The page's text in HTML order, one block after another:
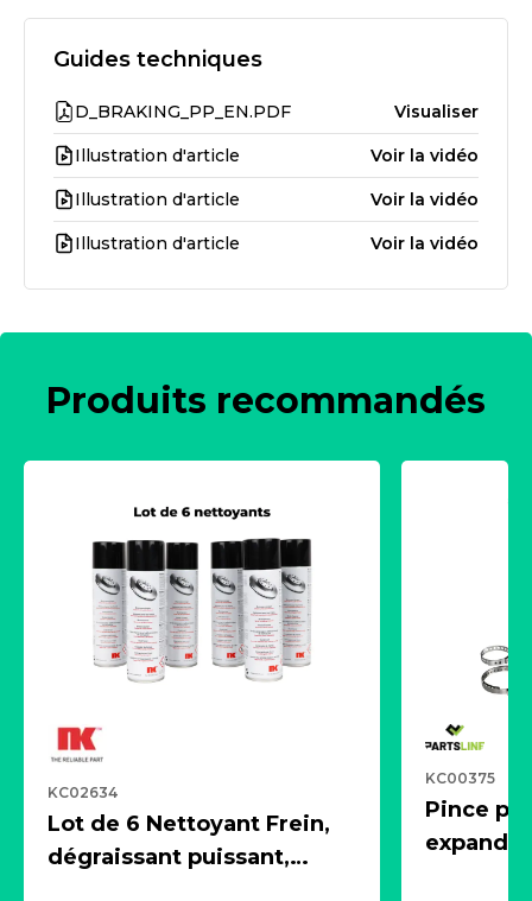
Guides techniques
D_BRAKING_PP_EN.PDF Visualiser
Illustration d'article Voir la vidéo
Illustration d'article Voir la vidéo
Illustration d'article Voir la vidéo
Produits recommandés
KC02634
Lot de 6 Nettoyant Frein,
dégraissant puissant,
KC00375
Pince